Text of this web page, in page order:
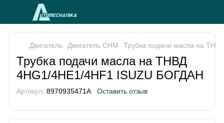
Двигатель Двигатель CHM Трубка подачи масла на
Трубка подачи масла на ТНВД
4HG1/4HE1/4HF1 ISUZU БОГДАН
Артикул: 8970935471A Оставить отзыв